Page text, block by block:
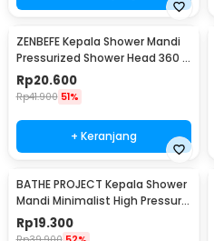
ZENBEFE Kepala Shower Mandi
Pressurized Shower Head 360 -
ZE360
Rp20.600
Rp41.900 51%
+ Keranjang
BATHE PROJECT Kepala Shower
Mandi Minimalist High Pressure
5 Mode - K003
Rp19.300